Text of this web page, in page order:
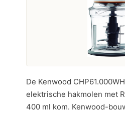
De Kenwood
elektrische hakmolen met
400 ml kom. Kenwood-